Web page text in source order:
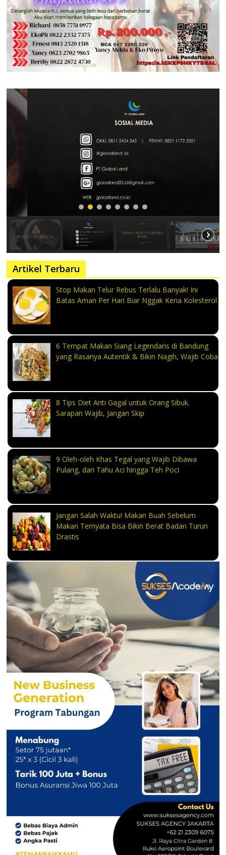
Artikel Terbaru
Stop Makan Telur Rebus Terlalu Banyak! Ini
Batas Aman Per Hari Biar Nggak Kena Kolesterol
6 Tempat Makan Siang Legendaris di Bandung
yang Rasanya Autentik & Bikin Nagih, Wajib Coba
8 Tips Diet Anti Gagal untuk Orang Sibuk.
Sarapan Wajib, Jangan Skip
9 Oleh-oleh Khas Tegal yang Wajib Dibawa
Pulang, dari Tahu Aci hingga Teh Poci
Jangan Salah Waktu! Makan Buah Sebelum
Makan Ternyata Bisa Bikin Berat Badan Turun
Drastis